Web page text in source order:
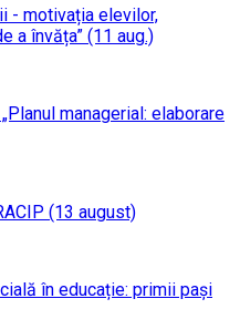
- motivația elevilor,
a învăța” (11 aug.)
managerial: elaborare
(13 august)
în educație: primii pași